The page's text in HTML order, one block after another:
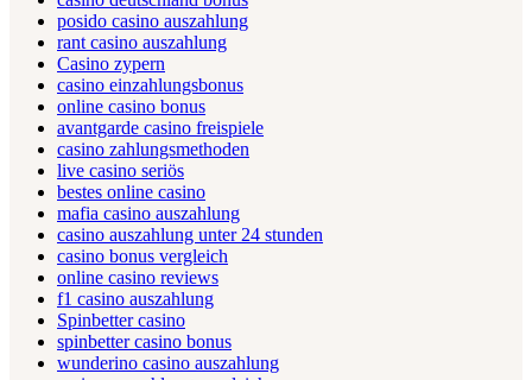
posido casino auszahlung
rant casino auszahlung
Casino zypern
casino einzahlungsbonus
online casino bonus
avantgarde casino freispiele
casino zahlungsmethoden
live casino seriös
bestes online casino
mafia casino auszahlung
casino auszahlung unter 24 stunden
casino bonus vergleich
online casino reviews
f1 casino auszahlung
Spinbetter casino
spinbetter casino bonus
wunderino casino auszahlung